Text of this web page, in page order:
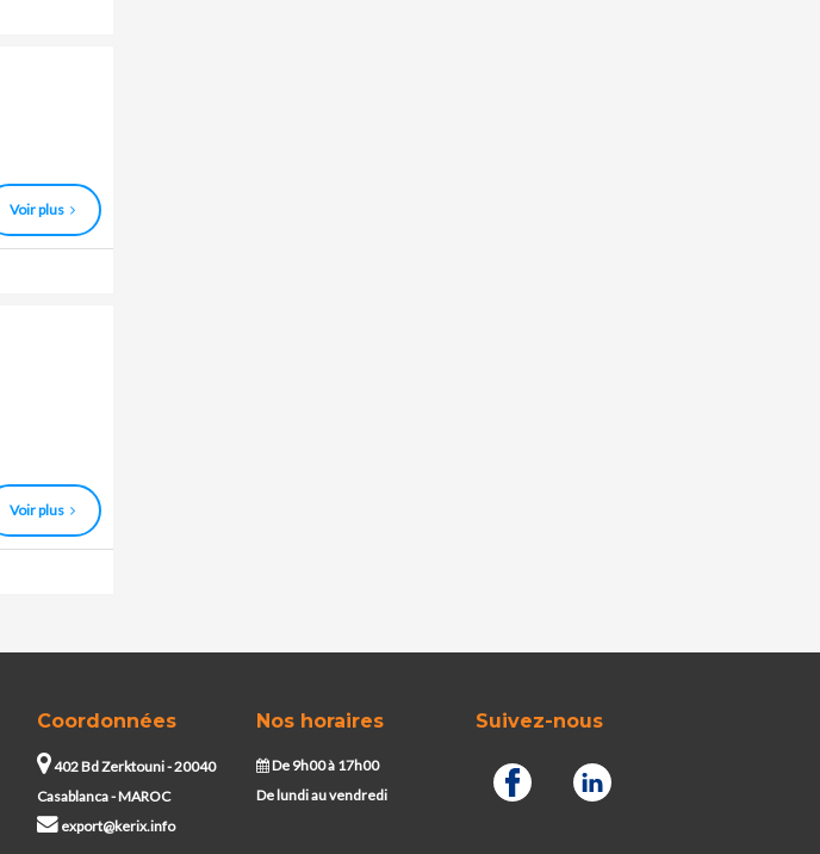
Voir plus
Voir plus
Coordonnées
402 Bd Zerktouni - 20040
Casablanca - MAROC
export@kerix.info
Nos horaires
De 9h00 à 17h00
De lundi au vendredi
Suivez-nous